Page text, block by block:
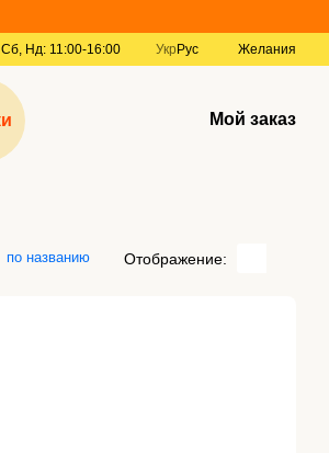
Укр Рус Желания
Мой заказ
по названию Отображение: